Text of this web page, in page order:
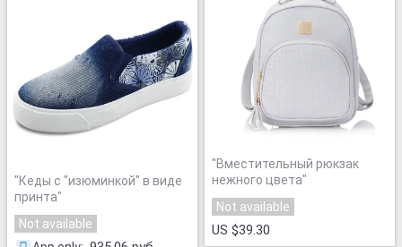
"Кеды с "изюминкой" в виде
принта"
Not available
"Вместительный рюкзак
нежного цвета"
Not available
US $39.30